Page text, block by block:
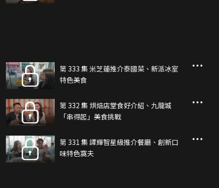
第 333 集 米芝蓮推介泰國菜、新派冰室
特色美食
第 332 集 烘焙店堂食好介紹、九龍城
「串得起」美食挑戰
第 331 集 譚輝智星級推介餐廳、創新口
味特色窩夫